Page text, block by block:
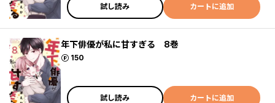
試し読み カートに追加
年下俳優が私に甘すぎる 8巻
150
ポイント
試し読み カートに追加